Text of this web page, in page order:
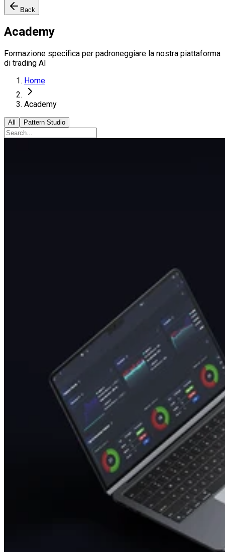
Back
Academy
Formazione specifica per padroneggiare la nostra piattaforma
di trading AI
Home
Academy
All Pattern Studio